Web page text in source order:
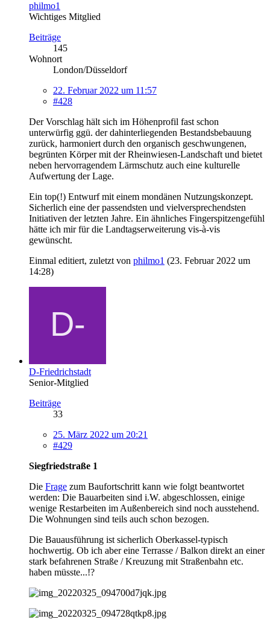
philmo1
Wichtiges Mitglied
Beiträge
145
Wohnort
London/Düsseldorf
22. Februar 2022 um 11:57
#428
Der Vorschlag hält sich im Höhenprofil fast schon
unterwürfig ggü. der dahinterliegenden Bestandsbebauung
zurück, harmoniert durch den organisch geschwungenen,
begrünten Körper mit der Rheinwiesen-Landschaft und bietet
neben hervorragendem Lärmschutz auch eine kulturelle
Aufwertung der Lage.
Ein top(!) Entwurf mit einem mondänen Nutzungskonzept.
Sicherlich eine der passendsten und vielversprechendsten
Initiativen der letzten Jahre. Ein ähnliches Fingerspitzengefühl
hätte ich mir für die Landtagserweiterung vis-à-vis
gewünscht.
Einmal editiert, zuletzt von philmo1 (23. Februar 2022 um
14:28)
D-Friedrichstadt
Senior-Mitglied
Beiträge
33
25. März 2022 um 20:21
#429
Siegfriedstraße 1
Die Frage zum Baufortschritt kann wie folgt beantwortet
werden: Die Bauarbeiten sind i.W. abgeschlossen, einige
wenige Restarbeiten im Außenbereich sind noch ausstehend.
Die Wohnungen sind teils auch schon bezogen.
Die Bauausführung ist sicherlich Oberkassel-typisch
hochwertig. Ob ich aber eine Terrasse / Balkon direkt an einer
stark befahrenen Straße / Kreuzung mit Straßenbahn etc.
haben müsste...!?